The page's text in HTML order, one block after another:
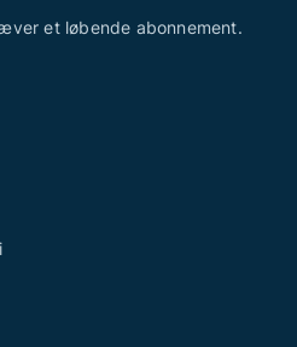
et løbende abonnement.